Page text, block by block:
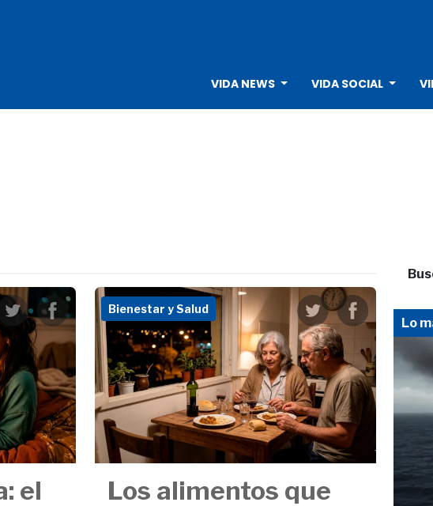
VIDA NEWS VIDA SOCIAL
el
Bienestar y Salud
Los alimentos que
Lo